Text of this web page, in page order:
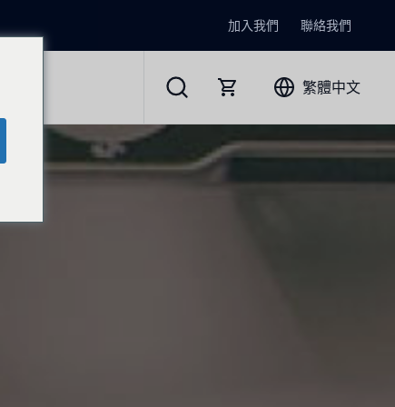
加入我們 聯絡我們
繁體中文